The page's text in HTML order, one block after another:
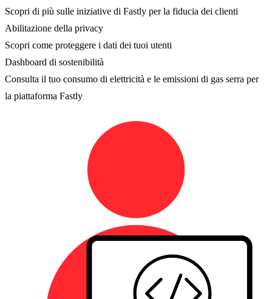
Scopri di più sulle iniziative di Fastly per la fiducia dei clienti
Abilitazione della privacy
Scopri come proteggere i dati dei tuoi utenti
Dashboard di sostenibilità
Consulta il tuo consumo di elettricità e le emissioni di gas serra per
la piattaforma Fastly